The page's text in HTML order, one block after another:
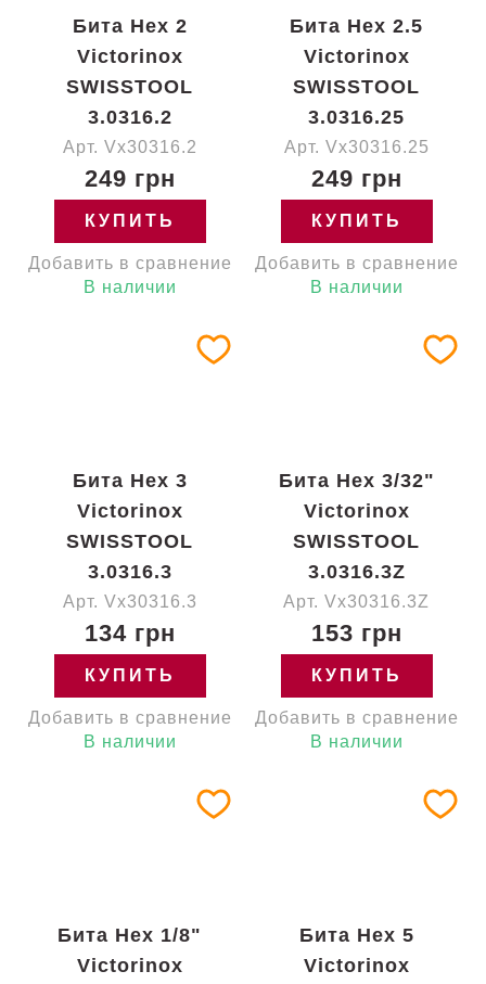
Бита Hex 2
Victorinox
SWISSTOOL
3.0316.2
Арт. Vx30316.2
249 грн
КУПИТЬ
Добавить в сравнение
В наличии
Бита Hex 2.5
Victorinox
SWISSTOOL
3.0316.25
Арт. Vx30316.25
249 грн
КУПИТЬ
Добавить в сравнение
В наличии
Бита Hex 3
Victorinox
SWISSTOOL
3.0316.3
Арт. Vx30316.3
134 грн
КУПИТЬ
Добавить в сравнение
В наличии
Бита Hex 3/32"
Victorinox
SWISSTOOL
3.0316.3Z
Арт. Vx30316.3Z
153 грн
КУПИТЬ
Добавить в сравнение
В наличии
Бита Hex 1/8"
Victorinox
Бита Hex 5
Victorinox